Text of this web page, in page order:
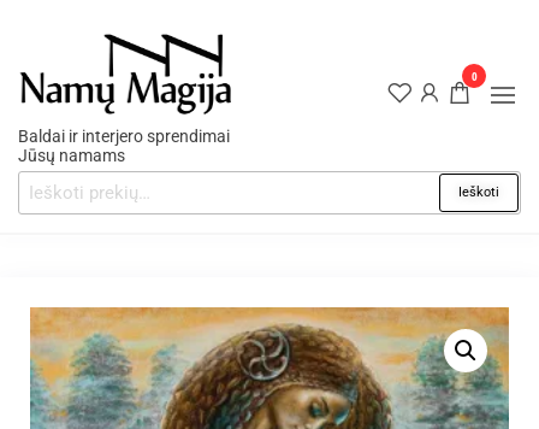
Baldai ir interjero sprendimai
Jūsų namams
Ieškoti
0